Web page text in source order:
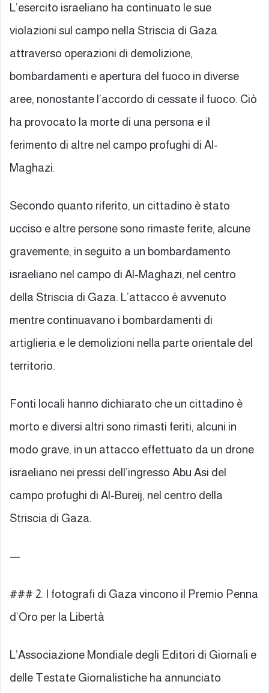
L’esercito israeliano ha continuato le sue
violazioni sul campo nella Striscia di Gaza
attraverso operazioni di demolizione,
bombardamenti e apertura del fuoco in diverse
aree, nonostante l’accordo di cessate il fuoco. Ciò
ha provocato la morte di una persona e il
ferimento di altre nel campo profughi di Al-
Maghazi.
Secondo quanto riferito, un cittadino è stato
ucciso e altre persone sono rimaste ferite, alcune
gravemente, in seguito a un bombardamento
israeliano nel campo di Al-Maghazi, nel centro
della Striscia di Gaza. L’attacco è avvenuto
mentre continuavano i bombardamenti di
artiglieria e le demolizioni nella parte orientale del
territorio.
Fonti locali hanno dichiarato che un cittadino è
morto e diversi altri sono rimasti feriti, alcuni in
modo grave, in un attacco effettuato da un drone
israeliano nei pressi dell’ingresso Abu Asi del
campo profughi di Al-Bureij, nel centro della
Striscia di Gaza.
—
### 2. I fotografi di Gaza vincono il Premio Penna
d’Oro per la Libertà
L’Associazione Mondiale degli Editori di Giornali e
delle Testate Giornalistiche ha annunciato